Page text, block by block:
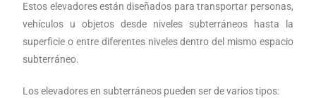
Estos elevadores están diseñados para transportar personas,
vehículos u objetos desde niveles subterráneos hasta la
superficie o entre diferentes niveles dentro del mismo espacio
subterráneo.
Los elevadores en subterráneos pueden ser de varios tipos: